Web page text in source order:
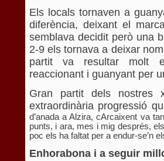
Els locals tornaven a
diferència, deixant el
semblava decidit però una
2-9 els tornava a deixar
partit va resultar molt
reaccionant i guanyant per
Gran partit dels nostres
extraordinària progressió
d’anada a Alzira, cArcaixent va
punts, i ara, mes i mig després,
poc els ha faltat per a endur-se’n
Enhorabona i a seguir